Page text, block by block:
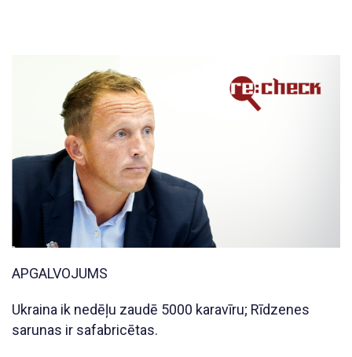
APGALVOJUMS
Ukraina ik nedēļu zaudē 5000 karavīru; Rīdzenes
sarunas ir safabricētas.